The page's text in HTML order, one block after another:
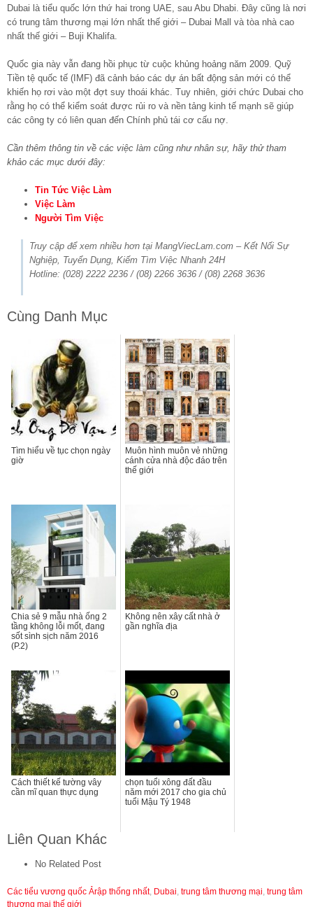
Dubai là tiểu quốc lớn thứ hai trong UAE, sau Abu Dhabi. Đây cũng là nơi
có trung tâm thương mại lớn nhất thế giới – Dubai Mall và tòa nhà cao
nhất thế giới – Buji Khalifa.
Quốc gia này vẫn đang hồi phục từ cuộc khủng hoảng năm 2009. Quỹ
Tiền tệ quốc tế (IMF) đã cảnh báo các dự án bất động sản mới có thể
khiến họ rơi vào một đợt suy thoái khác. Tuy nhiên, giới chức Dubai cho
rằng họ có thể kiểm soát được rủi ro và nền tảng kinh tế mạnh sẽ giúp
các công ty có liên quan đến Chính phủ tái cơ cấu nợ.
Cần thêm thông tin về các việc làm cũng như nhân sự, hãy thử tham
khảo các mục dưới đây:
Tin Tức Việc Làm
Việc Làm
Người Tìm Việc
Truy cập để xem nhiều hơn tại MangViecLam.com – Kết Nối Sự
Nghiệp, Tuyển Dụng, Kiếm Tìm Việc Nhanh 24H
Hotline: (028) 2222 2236 / (08) 2266 3636 / (08) 2268 3636
Cùng Danh Mục
Tìm hiểu về tục chọn ngày
giờ
Muôn hình muôn vẻ những
cánh cửa nhà độc đáo trên
thế giới
Chia sẻ 9 mẫu nhà ống 2
tầng không lỗi mốt, đang
sốt sình sịch năm 2016
(P.2)
Không nên xây cất nhà ở
gần nghĩa địa
Cách thiết kế tường vây
cần mĩ quan thực dụng
chọn tuổi xông đất đầu
năm mới 2017 cho gia chủ
tuổi Mậu Tý 1948
Liên Quan Khác
No Related Post
Các tiểu vương quốc Ảrập thống nhất, Dubai, trung tâm thương mại, trung tâm
thương mại thế giới